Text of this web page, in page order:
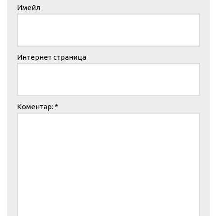
Имейл
Интернет страница
Коментар: *